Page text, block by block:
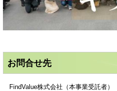
お問合せ先
FindValue株式会社（本事業受託者）